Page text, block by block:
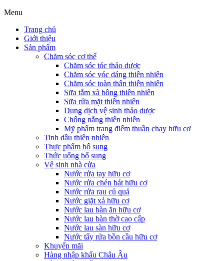
Menu
Trang chủ
Giới thiệu
Sản phẩm
Chăm sóc cơ thể
Chăm sóc tóc thảo dược
Chăm sóc vóc dáng thiên nhiên
Chăm sóc toàn thân thiên nhiên
Sữa tắm xà bông thiên nhiên
Sữa rửa mặt thiên nhiên
Dung dịch vệ sinh thảo dược
Chống nắng thiên nhiên
Mỹ phẩm trang điểm thuần chay hữu cơ
Tinh dầu thiên nhiên
Thực phẩm bổ sung
Thức uống bổ sung
Vệ sinh nhà cửa
Nước rửa tay hữu cơ
Nước rửa chén bát hữu cơ
Nước rửa rau củ quả
Nước giặt xả hữu cơ
Nước lau bàn ăn hữu cơ
Nước lau bàn thờ cao cấp
Nước lau sàn hữu cơ
Nước tẩy rửa bồn cầu hữu cơ
Khuyến mãi
Hàng nhập khẩu Châu Âu